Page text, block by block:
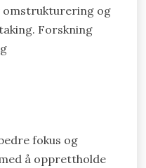
omstrukturering og
Forskning
fokus og
å opprettholde